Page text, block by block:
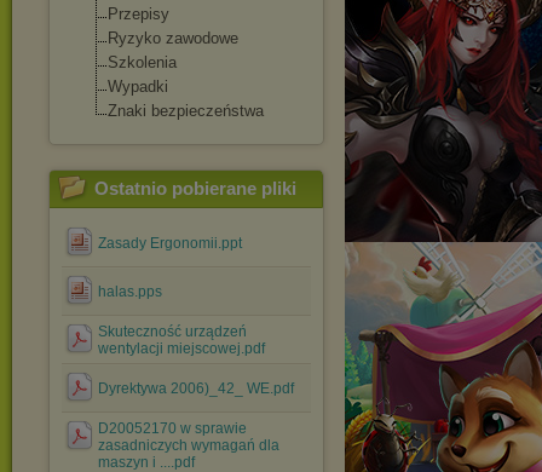
Przepisy
Ryzyko zawodowe
Szkolenia
Wypadki
Znaki bezpieczeństwa
Ostatnio pobierane pliki
Zasady Ergonomii.ppt
halas.pps
Skuteczność urządzeń
wentylacji miejscowej.pdf
Dyrektywa 2006)_42_ WE.pdf
D20052170 w sprawie
zasadniczych wymagań dla
maszyn i ....pdf